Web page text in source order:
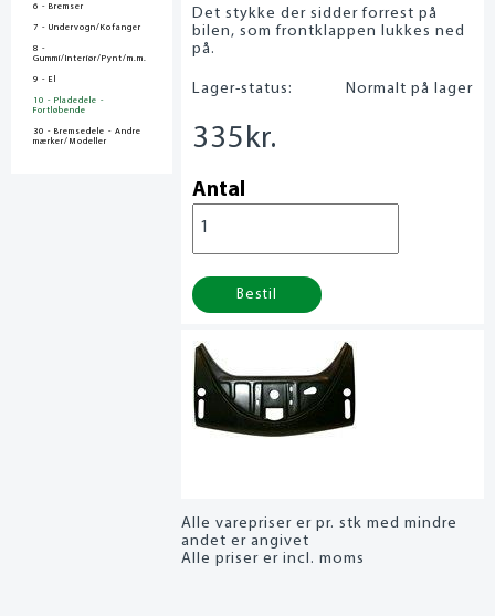
6 - Bremser
7 - Undervogn/Kofanger
8 -
Gummi/Interiør/Pynt/m.m.
9 - El
10 - Pladedele -
Fortløbende
30 - Bremsedele - Andre
mærker/Modeller
Det stykke der sidder forrest på
bilen, som frontklappen lukkes ned
på.
Lager-status: Normalt på lager
335 kr.
Antal
Bestil
Alle varepriser er pr. stk med mindre
andet er angivet
Alle priser er incl. moms